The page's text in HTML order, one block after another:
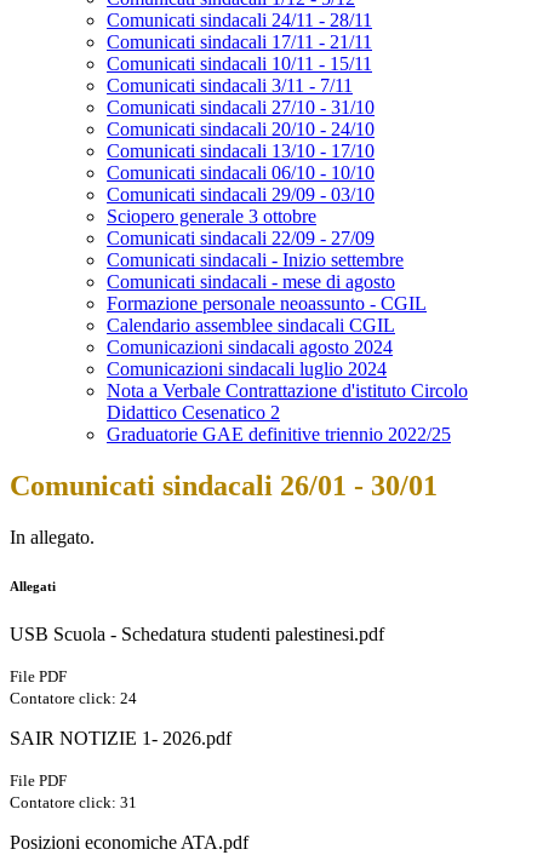
Comunicati sindacali 24/11 - 28/11
Comunicati sindacali 17/11 - 21/11
Comunicati sindacali 10/11 - 15/11
Comunicati sindacali 3/11 - 7/11
Comunicati sindacali 27/10 - 31/10
Comunicati sindacali 20/10 - 24/10
Comunicati sindacali 13/10 - 17/10
Comunicati sindacali 06/10 - 10/10
Comunicati sindacali 29/09 - 03/10
Sciopero generale 3 ottobre
Comunicati sindacali 22/09 - 27/09
Comunicati sindacali - Inizio settembre
Comunicati sindacali - mese di agosto
Formazione personale neoassunto - CGIL
Calendario assemblee sindacali CGIL
Comunicazioni sindacali agosto 2024
Comunicazioni sindacali luglio 2024
Nota a Verbale Contrattazione d'istituto Circolo
Didattico Cesenatico 2
Graduatorie GAE definitive triennio 2022/25
Comunicati sindacali 26/01 - 30/01
In allegato.
Allegati
USB Scuola - Schedatura studenti palestinesi.pdf
File PDF
Contatore click: 24
SAIR NOTIZIE 1- 2026.pdf
File PDF
Contatore click: 31
Posizioni economiche ATA.pdf